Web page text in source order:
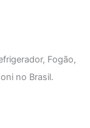
Fogão,
no Brasil.